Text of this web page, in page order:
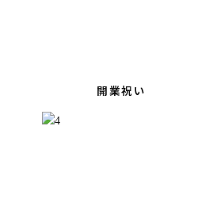
開業祝い